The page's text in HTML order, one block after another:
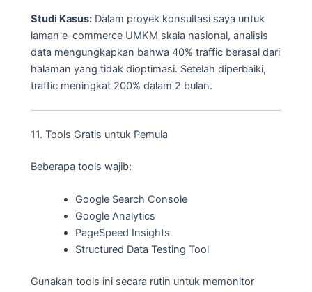
Studi Kasus: Dalam proyek konsultasi saya untuk
laman e-commerce UMKM skala nasional, analisis
data mengungkapkan bahwa 40% traffic berasal dari
halaman yang tidak dioptimasi. Setelah diperbaiki,
traffic meningkat 200% dalam 2 bulan.
11. Tools Gratis untuk Pemula
Beberapa tools wajib:
Google Search Console
Google Analytics
PageSpeed Insights
Structured Data Testing Tool
Gunakan tools ini secara rutin untuk memonitor